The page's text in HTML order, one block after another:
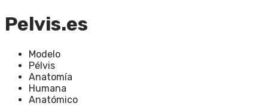
Pelvis.es
Modelo
Pélvis
Anatomía
Humana
Anatómico